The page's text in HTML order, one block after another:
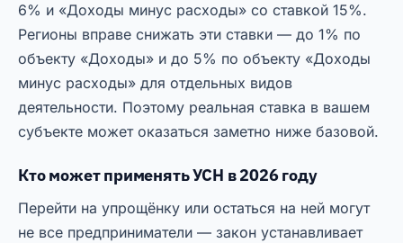
6% и «Доходы минус расходы» со ставкой 15%.
Регионы вправе снижать эти ставки — до 1% по
объекту «Доходы» и до 5% по объекту «Доходы
минус расходы» для отдельных видов
деятельности. Поэтому реальная ставка в вашем
субъекте может оказаться заметно ниже базовой.
Кто может применять УСН в 2026 году
Перейти на упрощёнку или остаться на ней могут
не все предприниматели — закон устанавливает